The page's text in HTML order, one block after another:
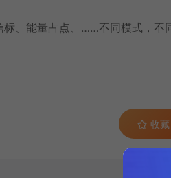
标、能量占点、……不同模式，不
收